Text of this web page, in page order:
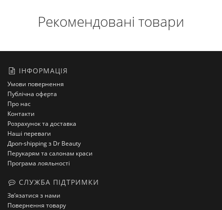
Рекомендовані товари
ІНФОРМАЦІЯ
Умови повернення
Публічна оферта
Про нас
Контакти
Розрахунок та доставка
Наші переваги
Дроп-shipping з Dr Beauty
Перукарям та салонам краси
Програма лояльності
СЛУЖБА ПІДТРИМКИ
Зв’язатися з нами
Повернення товару